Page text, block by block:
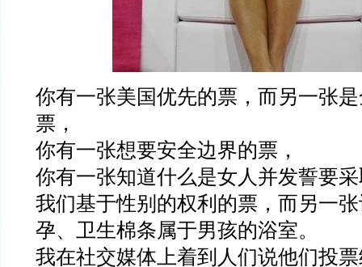
你有一张美国优先的票，而另一张
票，
你有一张想要安全边界的票，
你有一张知道什么是女人并发誓要
我们基于性别的权利的票，而另一
孕、卫生棉条属于男孩的浴室。
我在社交媒体上着到人们说他们投